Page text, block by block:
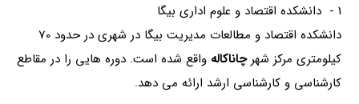
1 - دانشکده اقتصاد و علوم اداری بیگا
دانشکده اقتصاد و مطالعات مدیریت بیگا در شهری در حدود 70
کیلومتری مرکز شهرچاناکاله واقع شده است. دوره هایی را در مقاطع
کارشناسی و کارشناسی ارشد ارائه می دهد.